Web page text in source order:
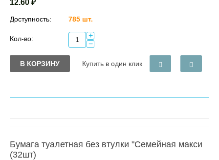
12.60 ₽
Доступность: 785 шт.
Кол-во:
+
−
В КОРЗИНУ Купить в один клик
Бумага туалетная без втулки "Семейная макси
(32шт)